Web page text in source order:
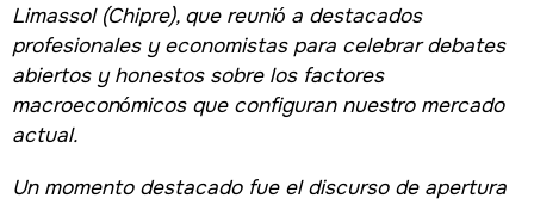
Limassol (Chipre), que reunió a destacados
profesionales y economistas para celebrar debates
abiertos y honestos sobre los factores
macroeconómicos que configuran nuestro mercado
actual.
Un momento destacado fue el discurso de apertura